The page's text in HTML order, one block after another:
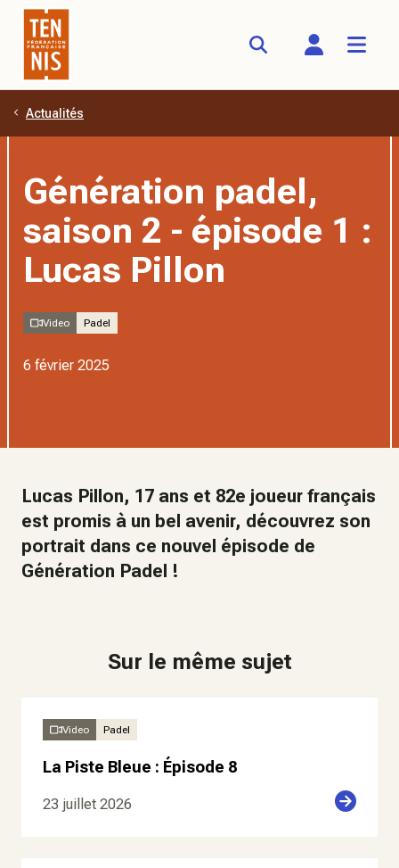
Aller au contenu principal
Actualités
Génération padel,
saison 2 - épisode 1 :
Lucas Pillon
Video Padel
6 février 2025
Lucas Pillon, 17 ans et 82e joueur français
est promis à un bel avenir, découvrez son
portrait dans ce nouvel épisode de
Génération Padel !
Sur le même sujet
Video Padel
La Piste Bleue : Épisode 8
23 juillet 2026